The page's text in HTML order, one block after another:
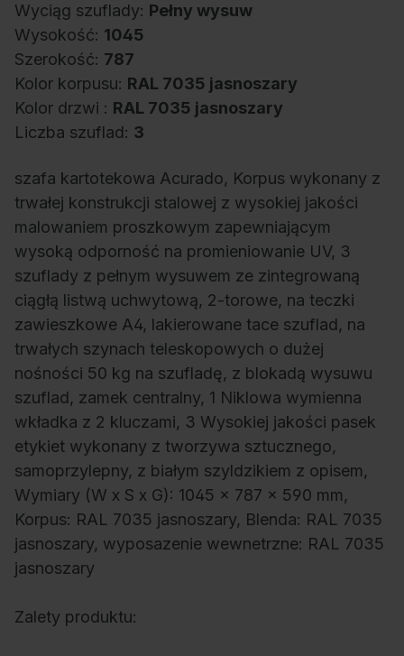
Wyciąg szuflady: Pełny wysuw
Wysokość: 1045
Szerokość: 787
Kolor korpusu: RAL 7035 jasnoszary
Kolor drzwi : RAL 7035 jasnoszary
Liczba szuflad: 3
szafa kartotekowa Acurado, Korpus wykonany z
trwałej konstrukcji stalowej z wysokiej jakości
malowaniem proszkowym zapewniającym
wysoką odporność na promieniowanie UV, 3
szuflady z pełnym wysuwem ze zintegrowaną
ciągłą listwą uchwytową, 2-torowe, na teczki
zawieszkowe A4, lakierowane tace szuflad, na
trwałych szynach teleskopowych o dużej
nośności 50 kg na szufladę, z blokadą wysuwu
szuflad, zamek centralny, 1 Niklowa wymienna
wkładka z 2 kluczami, 3 Wysokiej jakości pasek
etykiet wykonany z tworzywa sztucznego,
samoprzylepny, z białym szyldzikiem z opisem,
Wymiary (W x S x G): 1045 x 787 x 590 mm,
Korpus: RAL 7035 jasnoszary, Blenda: RAL 7035
jasnoszary, wyposazenie wewnetrzne: RAL 7035
jasnoszary
Zalety produktu: